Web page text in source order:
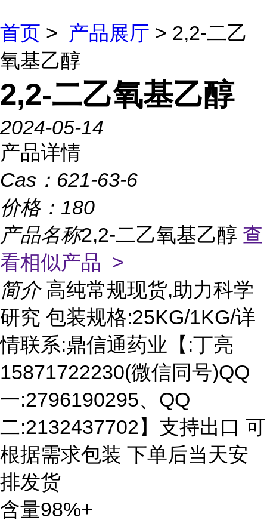
首页 > 产品展厅 > 2,2-二乙
氧基乙醇
2,2-二乙氧基乙醇
2024-05-14
产品详情
Cas： 621-63-6
价格： 180
产品名称2,2-二乙氧基乙醇 查
看相似产品 >
简介 高纯常规现货,助力科学
研究 包装规格:25KG/1KG/详
情联系:鼎信通药业【:丁亮
15871722230(微信同号)QQ
一:2796190295、QQ
二:2132437702】支持出口 可
根据需求包装 下单后当天安
排发货
含量98%+